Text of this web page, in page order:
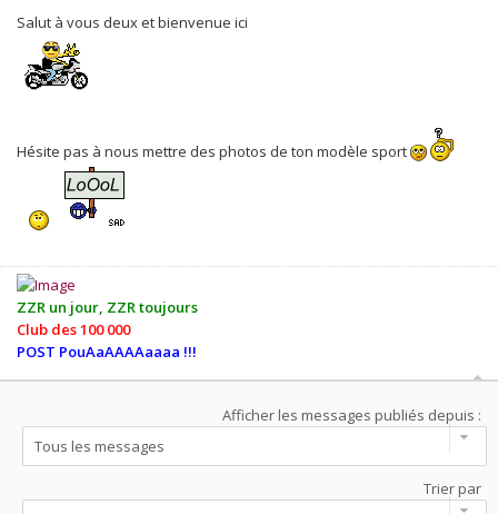
Salut à vous deux et bienvenue ici
Hésite pas à nous mettre des photos de ton modèle sport
ZZR un jour, ZZR toujours
Club des 100 000
POST PouAaAAAAaaaa !!!
Afficher les messages publiés depuis :
Trier par